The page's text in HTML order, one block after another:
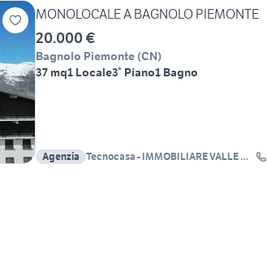
MONOLOCALE A BAGNOLO PIEMONTE
20.000 €
Bagnolo Piemonte (CN)
37 mq1 Locale3° Piano1 Bagno
Agenzia Tecnocasa - IMMOBILIARE VALLE PO